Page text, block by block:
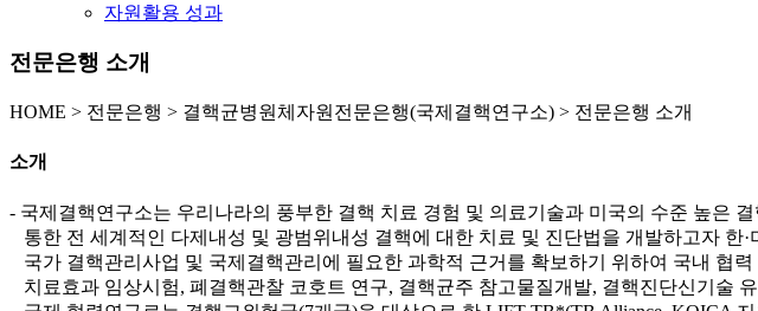
자원활용 성과
전문은행 소개
HOME > 전문은행 > 결핵균병원체자원전문은행(국제결핵연구소) > 전문은행 소개
소개
- 국제결핵연구소는 우리나라의 풍부한 결핵 치료 경험 및 의료기술과 미국의 수준 높은
통한 전 세계적인 다제내성 및 광범위내성 결핵에 대한 치료 및 진단법을 개발하고자 한
국가 결핵관리사업 및 국제결핵관리에 필요한 과학적 근거를 확보하기 위하여 국내 협
치료효과 임상시험, 폐결핵관찰 코호트 연구, 결핵균주 참고물질개발, 결핵진단신기술